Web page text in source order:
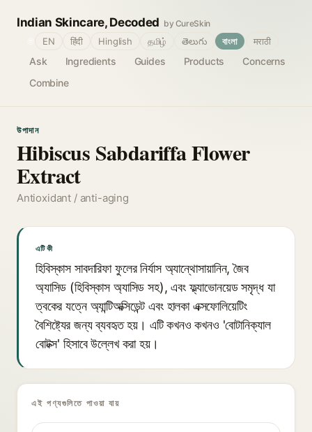
Indian Skincare, Decoded by CureSkin
Ask Ingredients Guides Products
Concerns
Combine
EN हिंदी Hinglish தமிழ் తెలుగు বাংলা मराठी
উপাদান
Hibiscus Sabdariffa Flower
Extract
Antioxidant / anti-aging
এটি কী
হিবিস্কাস সাবদারিফা ফুলের নির্যাস অ্যান্থোসায়ানিন, জৈব
অ্যাসিড (হিবিস্কাস অ্যাসিড সহ), এবং ফ্ল্যাভোনয়েড সমৃদ্ধ যা
ত্বকের যত্নে অ্যান্টিঅক্সিডেন্ট এবং হালকা এক্সফোলিয়েটিং
বৈশিষ্ট্যের জন্য ব্যবহৃত হয়। এটি কখনও কখনও 'বোটানিক্যাল
বোটক্স' হিসাবে উল্লেখ করা হয়।
এই পণ্যগুলিতে পাওয়া যায়